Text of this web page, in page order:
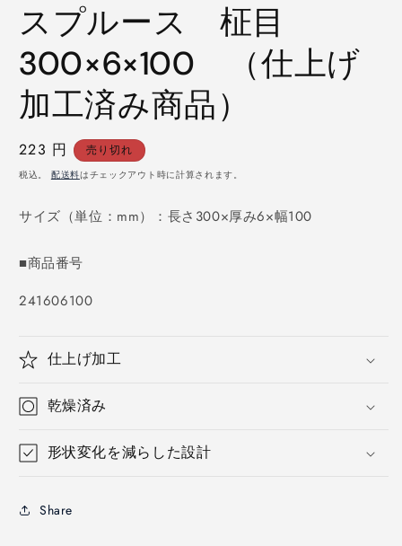
で
メ
ィ
ア
(1)
を
く
スプルース 柾目
300×6×100 （仕上げ
加工済み商品）
通
常
格
223 円 売り切れ
税込。 配送料はチェックアウト時に計算されます。
サイズ（単位：mm）：長さ300×厚み6×幅100
■商品番号
SKU:
241606100
仕上げ加工
乾燥済み
形状変化を減らした設計
Share